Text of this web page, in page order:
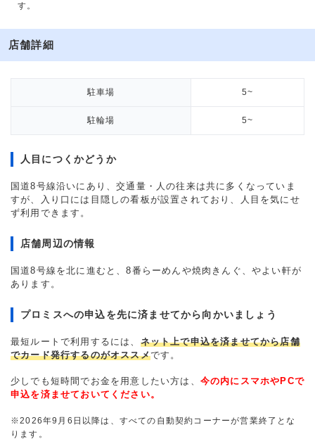
す。
店舗詳細
駐車場 5~
駐輪場 5~
人目につくかどうか
国道8号線沿いにあり、交通量・人の往来は共に多くなっていま
すが、入り口には目隠しの看板が設置されており、人目を気にせ
ず利用できます。
店舗周辺の情報
国道8号線を北に進むと、8番らーめんや焼肉きんぐ、やよい軒が
あります。
プロミスへの申込を先に済ませてから向かいましょう
最短ルートで利用するには、 ネット上で申込を済ませてから店舗
でカード発行するのがオススメです。
少しでも短時間でお金を用意したい方は、 今の内にスマホやPCで
申込を済ませておいてください。
※2026年9月6日以降は、すべての自動契約コーナーが営業終了とな
ります。